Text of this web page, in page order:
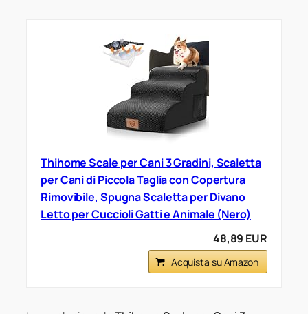
Thihome Scale per Cani 3 Gradini, Scaletta
per Cani di Piccola Taglia con Copertura
Rimovibile, Spugna Scaletta per Divano
Letto per Cuccioli Gatti e Animale (Nero)
48,89 EUR
Acquista su Amazon